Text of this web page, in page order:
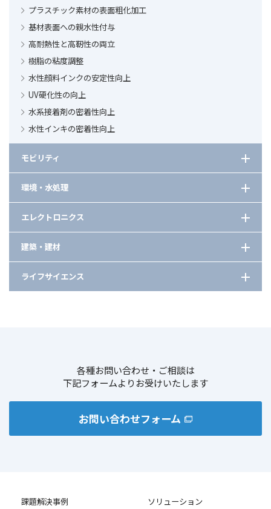
プラスチック素材の表面粗化加工
基材表面への親水性付与
高耐熱性と高靭性の両立
樹脂の粘度調整
水性顔料インクの安定性向上
UV硬化性の向上
水系接着剤の密着性向上
水性インキの密着性向上
モビリティ
車載用樹脂の耐熱性向上
異種材料接着剤の性能向上
環境・水処理
次世代型キレート剤を活用した洗剤の処方設計
洗浄助剤の種類と選び方
プラントでの排水処理方法探索
洗浄剤の環境対応
エレクトロニクス
車載ディスプレイの反射防止
ディスプレイの低消費電力化に貢献する高屈折率材料
低粘度で密着性に優れる環化重合性モノマー
基板材料との密着性
カーボン系導電性材料の分散性の向上
光学フィルムの輝度向上
フィルムのアンチブロッキング性と平滑性
建築・建材
モルタル混和用途のエマルション
コンクリート下地用プライマーに適したアクリルエマルション
ライフサイエンス
安全性と機能性の両立
高品質・高安定性のリポソーム
各種お問い合わせ・ご相談は
下記フォームよりお受けいたします
お問い合わせフォーム
課題解決事例 ソリューション